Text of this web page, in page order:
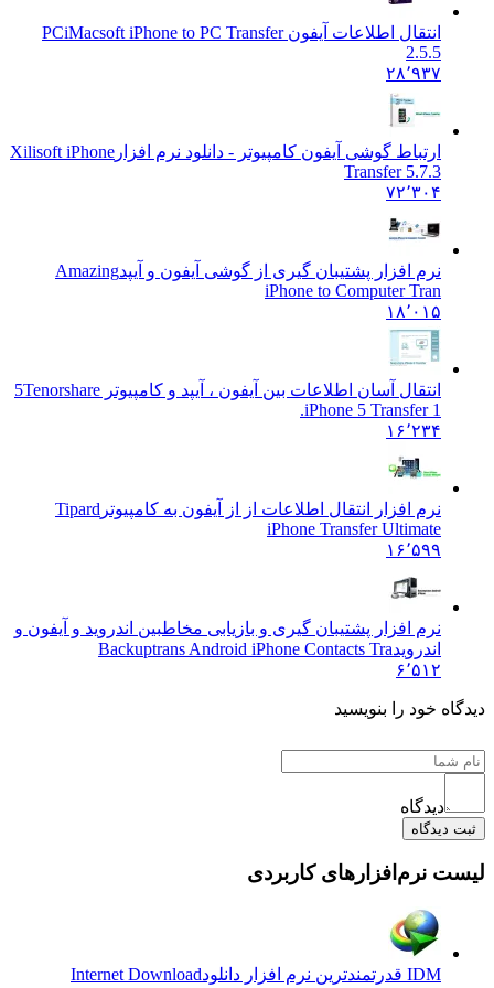
انتقال اطلاعات آیفون PC iMacsoft iPhone to PC Transfer
۲۸٬۹۳۷
ارتباط گوشی آیفون کامپیوتر - دانلود نرم افزار Xilisoft iPhone
Transfer 5.7.3
۷۲٬۳۰۴
نرم افزار پشتیبان گیری از گوشی آیفون و آیپد Amazing
iPhone to Computer Tran
۱۸٬۰۱۵
انتقال آسان اطلاعات بین آیفون ، آیپد و کامپیوتر 5Tenorshare
iPhone 5 Transfer 1.
۱۶٬۲۳۴
نرم افزار انتقال اطلاعات از از آیفون به کامپیوترTipard
iPhone Transfer Ultimate
۱۶٬۵۹۹
نرم افزار پشتیبان گیری و بازیابی مخاطبین اندروید و آیفون و
اندرویدBackuptrans Android iPhone Contacts Tra
۶٬۵۱۲
خود را بنویسید
دیدگاه
نرم‌افزارهای کاربردی
Internet Download